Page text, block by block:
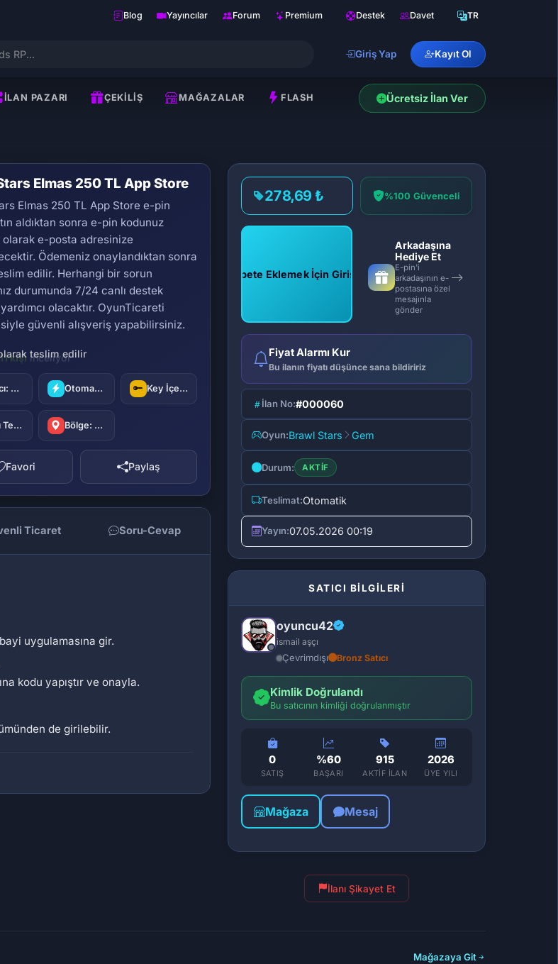
Blog Yayıncılar Forum Premium Destek Davet TR
Giriş Yap Kayıt Ol
İLAN PAZARI ÇEKILIŞ MAĞAZALAR FLASH Ücretsiz İlan Ver
Elmas 250 TL App Store
Elmas 250 TL App Store e-pin
aldıktan sonra e-pin kodunuz
e-posta adresinize
Ödemeniz onaylandıktan sonra
edilir. Herhangi bir sorun
durumunda 7/24 canlı destek
olacaktır. OyunTicareti
güvenli alışveriş yapabilirsiniz.
teslim edilir
Satıcı:
oyuncu42 Otomatik Teslimat Key İçerir
Hızlı Teslimat Bölge: Türkiye
Favori Paylaş
Ticaret Soru-Cevap
uygulamasına gir.
kodu yapıştır ve onayla.
de girilebilir.
278,69 ₺ %100 Güvenceli
Sepete Eklemek İçin Giriş Yap
Arkadaşına
Hediye Et
E-pin'i
arkadaşının e-
postasına özel
mesajınla
gönder
Fiyat Alarmı Kur
Bu ilanın fiyatı düşünce sana bildiririz
İlan No:#000060
Oyun:Brawl Stars Gem
Durum: AKTIF
Teslimat:Otomatik
Yayın:07.05.2026 00:19
SATICI BİLGİLERİ
oyuncu42
ismail aşçı
Çevrimdışı Bronz Satıcı
Kimlik Doğrulandı
Bu satıcının kimliği doğrulanmıştır
0
SATIŞ
%60
BAŞARI
915
AKTIF İLAN
2026
ÜYE YILI
Mağaza Mesaj
İlanı Şikayet Et
Mağazaya Git